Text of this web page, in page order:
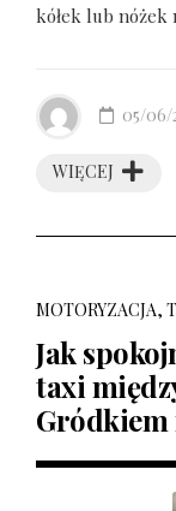
kółek lub nóżek
WIĘCEJ
05/06/
MOTORYZACJA,
Jak
taxi
Gródkiem